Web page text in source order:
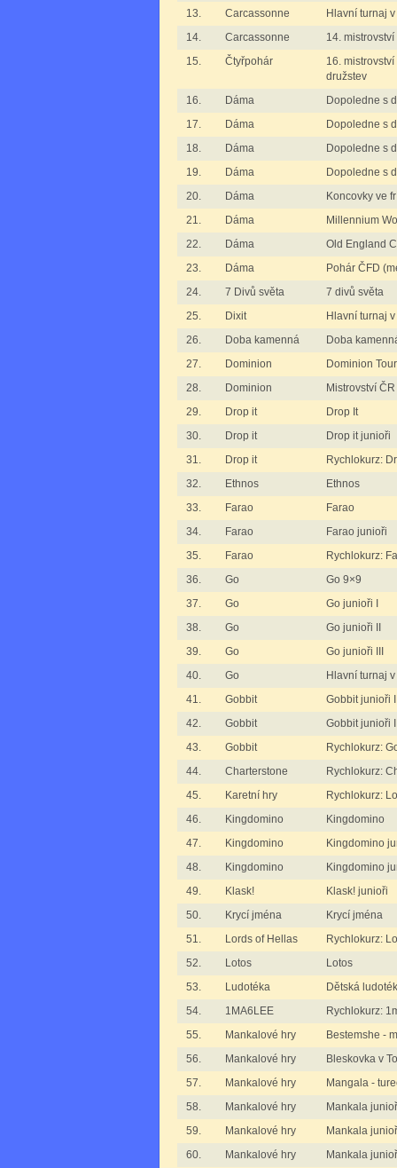
13.
Carcassonne
Hlavní turnaj
14.
Carcassonne
14.
15.
Čtyřpohár
16.
družstev
16.
Dáma
Dopoledne s
17.
Dáma
Dopoledne s
18.
Dáma
Dopoledne s
19.
Dáma
Dopoledne s
20.
Dáma
Koncovky ve
21.
Dáma
Millennium
22.
Dáma
Old England
23.
Dáma
Pohár ČFD
24.
7 Divů světa
7 divů světa
25.
Dixit
Hlavní turnaj
26.
Doba kamenná
Doba
27.
Dominion
Dominion
28.
Dominion
Mistrovství
29.
Drop it
Drop It
30.
Drop it
Drop it junioři
31.
Drop it
Rychlokurz:
32.
Ethnos
Ethnos
33.
Farao
Farao
34.
Farao
Farao junioři
35.
Farao
Rychlokurz:
36.
Go
Go 9×9
37.
Go
Go junioři I
38.
Go
Go junioři II
39.
Go
Go junioři III
40.
Go
Hlavní turnaj
41.
Gobbit
Gobbit junioři I
42.
Gobbit
Gobbit junioři
43.
Gobbit
Rychlokurz:
44.
Charterstone
Rychlokurz:
45.
Karetní hry
Rychlokurz:
46.
Kingdomino
Kingdomino
47.
Kingdomino
Kingdomino
48.
Kingdomino
Kingdomino
49.
Klask!
Klask! junioři
50.
Krycí jména
Krycí jména
51.
Lords of Hellas
Rychlokurz:
52.
Lotos
Lotos
53.
Ludotéka
Dětská
54.
1MA6LEE
Rychlokurz:
55.
Mankalové hry
Bestemshe -
56.
Mankalové hry
Bleskovka v
57.
Mankalové hry
Mangala -
58.
Mankalové hry
Mankala
59.
Mankalové hry
Mankala
60.
Mankalové hry
Mankala